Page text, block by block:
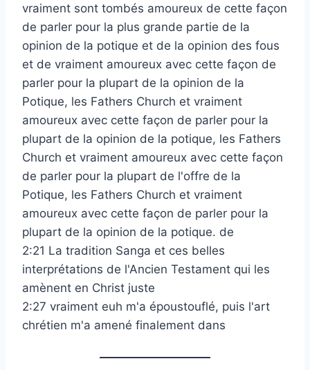
vraiment sont tombés amoureux de cette façon
de parler pour la plus grande partie de la
opinion de la potique et de la opinion des fous
et de vraiment amoureux avec cette façon de
parler pour la plupart de la opinion de la
Potique, les Fathers Church et vraiment
amoureux avec cette façon de parler pour la
plupart de la opinion de la potique, les Fathers
Church et vraiment amoureux avec cette façon
de parler pour la plupart de l'offre de la
Potique, les Fathers Church et vraiment
amoureux avec cette façon de parler pour la
plupart de la opinion de la potique. de
2:21 La tradition Sanga et ces belles
interprétations de l'Ancien Testament qui les
amènent en Christ juste
2:27 vraiment euh m'a époustouflé, puis l'art
chrétien m'a amené finalement dans